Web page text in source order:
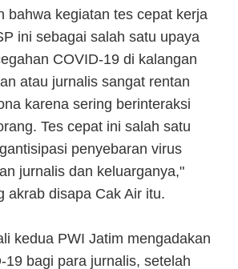
bahwa kegiatan tes cepat kerja
ini sebagai salah satu upaya
COVID-19 di kalangan
atau jurnalis sangat rentan
karena sering berinteraksi
Tes cepat ini salah satu
penyebaran virus
jurnalis dan keluarganya,"
akrab disapa Cak Air itu.
kedua PWI Jatim mengadakan
19 bagi para jurnalis, setelah